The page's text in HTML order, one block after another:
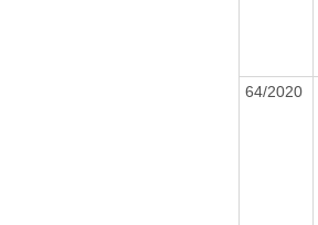
64/2020